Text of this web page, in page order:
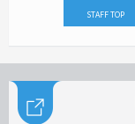
STAFF TOP